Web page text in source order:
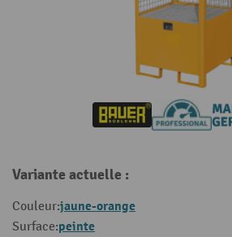
Variante actuelle :
Couleur:jaune-orange
Surface:peinte